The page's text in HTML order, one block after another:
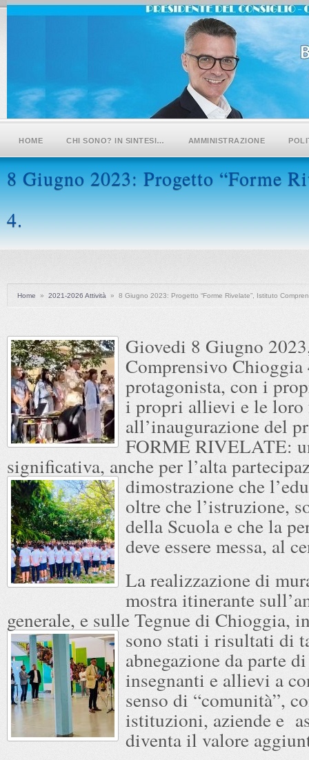
HOME CHI SONO? IN SINTESI… AMMINISTRAZIONE
8 Giugno 2023: Progetto “Forme
4.
Home » 2021-2026 Attività » 8 Giugno 2023: Progetto “Forme Rivelate”, Istituto
Giovedi 8 Giugno
Comprensivo Chioggia
protagonista, con i
i propri allievi e le loro
all’inaugurazione del
FORME RIVELATE:
significativa, anche per l’alta
dimostrazione che
oltre che l’istruzione,
della Scuola e che la
deve essere messa, al
La realizzazione di
mostra itinerante
generale, e sulle Tegnue di Chioggia,
sono stati i risultati di
abnegazione da parte
insegnanti e allievi a
senso di “comunità”,
istituzioni, aziende e
diventa il valore